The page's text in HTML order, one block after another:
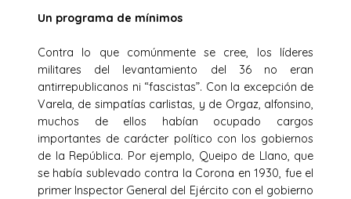
Un programa de mínimos
Contra lo que comúnmente se cree, los líderes
militares del levantamiento del 36 no eran
antirrepublicanos ni “fascistas”. Con la excepción de
Varela, de simpatías carlistas, y de Orgaz, alfonsino,
muchos de ellos habían ocupado cargos
importantes de carácter político con los gobiernos
de la República. Por ejemplo, Queipo de Llano, que
se había sublevado contra la Corona en 1930, fue el
primer Inspector General del Ejército con el gobierno